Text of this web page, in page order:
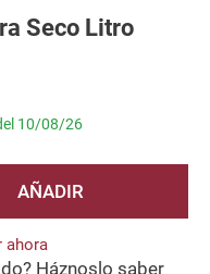
Seco Litro
ahora
10/08/26
AÑADIR
Háznoslo saber